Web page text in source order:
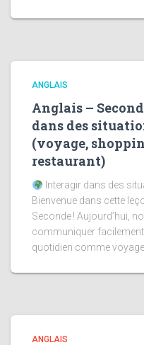
ANGLAIS
Anglais –
dans des
(voyage,
restaurant)
Interagir dans des
Bienvenue dans cette
Seconde ! Aujourd’hui,
communiquer
quotidien comme
ANGLAIS